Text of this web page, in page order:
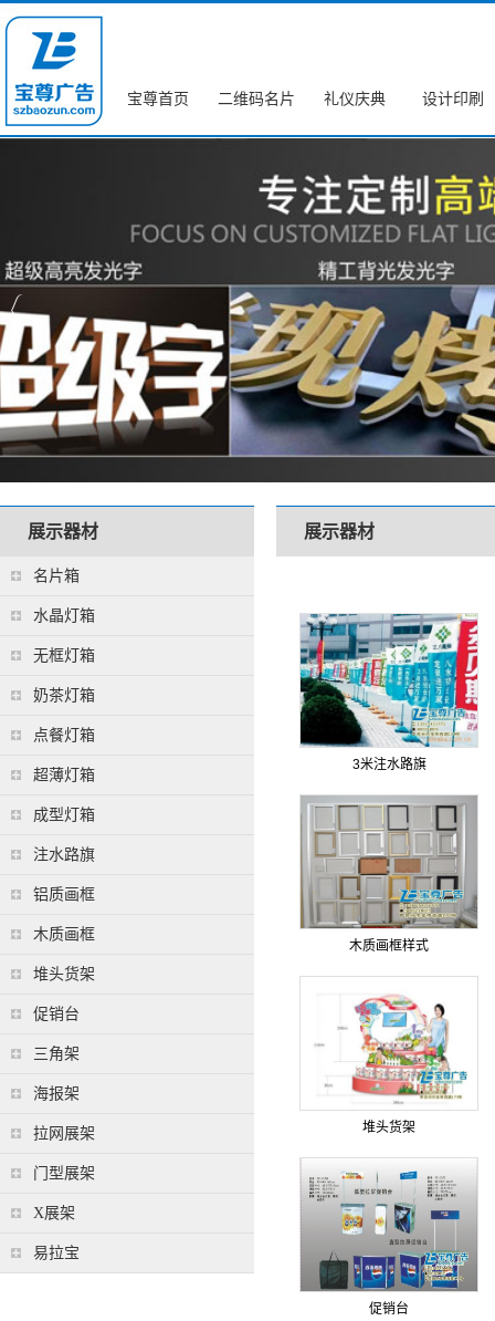
宝尊首页 二维码名片 礼仪庆典 设计印刷
展示器材
名片箱
水晶灯箱
无框灯箱
奶茶灯箱
点餐灯箱
超薄灯箱
成型灯箱
注水路旗
铝质画框
木质画框
堆头货架
促销台
三角架
海报架
拉网展架
门型展架
X展架
易拉宝
展示器材
3米注水路旗
木质画框样式
堆头货架
促销台